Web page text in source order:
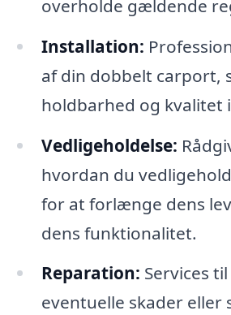
overholde gældende
Installation:
af din dobbelt carport,
holdbarhed og kvalitet
Vedligeholdelse:
hvordan du
for at forlænge dens
dens funktionalitet.
Reparation: Services
eventuelle skader eller